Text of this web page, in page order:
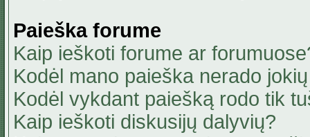
Paieška forume
Kaip ieškoti forume ar
Kodėl mano paieška nerado
Kodėl vykdant paiešką rodo tik
Kaip ieškoti diskusijų dalyvių?